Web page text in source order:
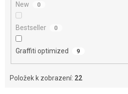
New 0
Bestseller 0
Graffiti optimized 9
Položek k zobrazení: 22